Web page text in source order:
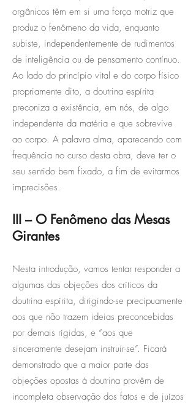
orgânicos têm em si uma força motriz que
produz o fenômeno da vida, enquanto
subiste, independentemente de rudimentos
de inteligência ou de pensamento contínuo.
Ao lado do princípio vital e do corpo físico
propriamente dito, a doutrina espírita
preconiza a existência, em nós, de algo
independente da matéria e que sobrevive
ao corpo. A palavra alma, aparecendo com
frequência no curso desta obra, deve ter o
seu sentido bem fixado, a fim de evitarmos
imprecisões.
III – O Fenômeno das Mesas
Girantes
Nesta introdução, vamos tentar responder a
algumas das objeções dos críticos da
doutrina espírita, dirigindo-se precipuamente
aos que não trazem ideias preconcebidas
por demais rígidas, e “aos que
sinceramente desejam instruir-se”. Ficará
demonstrado que a maior parte das
objeções opostas à doutrina provêm de
incompleta observação dos fatos e de juízos